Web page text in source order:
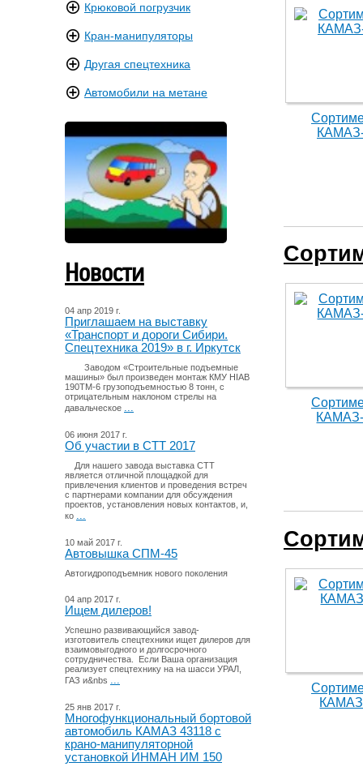
Крюковой погрузчик
Кран-манипуляторы
Другая спецтехника
Автомобили на метане
Новости
04 апр 2019 г.
Приглашаем на выставку
«Транспорт и дороги Сибири.
Спецтехника 2019» в г. Иркутск
Заводом «Строительные подъемные
машины» был произведен монтаж КМУ HIAB
190TM-6 грузоподъемностью 8 тонн, с
отрицательным наклоном стрелы на
давальческое ...
06 июня 2017 г.
Об участии в СТТ 2017
Для нашего завода выставка СТТ
является отличной площадкой для
привлечения клиентов и проведения встреч
с партнерами компании для обсуждения
проектов, установления новых контактов, и,
ко ...
10 май 2017 г.
Автовышка СПМ-45
Автогидроподъемник нового поколения
04 апр 2017 г.
Ищем дилеров!
Успешно развивающийся завод-
изготовитель спецтехники ищет дилеров для
взаимовыгодного и долгосрочного
сотрудничества. Если Ваша организация
реализует спецтехнику на на шасси УРАЛ,
ГАЗ и&nbs ...
25 янв 2017 г.
Многофункциональный бортовой
автомобиль КАМАЗ 43118 с
крано-манипуляторной
установкой ИНМАН ИМ 150